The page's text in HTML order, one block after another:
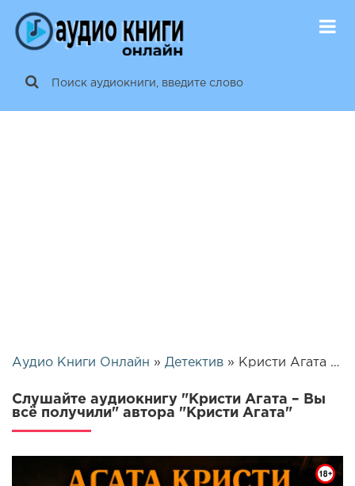
Аудио Книги Онлайн » Детектив » Кристи Агата – Вы всё получили | 25661
Слушайте аудиокнигу "Кристи Агата – Вы
всё получили" автора "Кристи Агата"